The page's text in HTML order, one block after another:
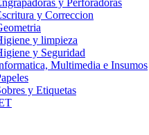
y Perforadoras
y Correccion
y limpieza
y Seguridad
Multimedia e Insumos
y Etiquetas